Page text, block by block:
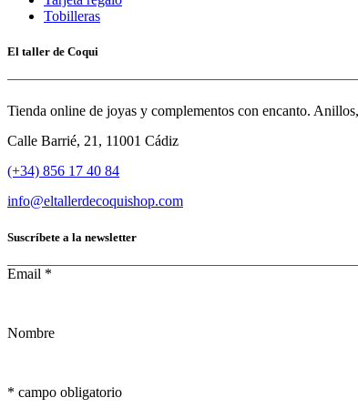
Tobilleras
El taller de Coqui
Tienda online de joyas y complementos con encanto.
Calle Barrié, 21, 11001 Cádiz
(+34) 856 17 40 84
info@eltallerdecoquishop.com
Suscríbete a la newsletter
Email *
Nombre
* campo obligatorio